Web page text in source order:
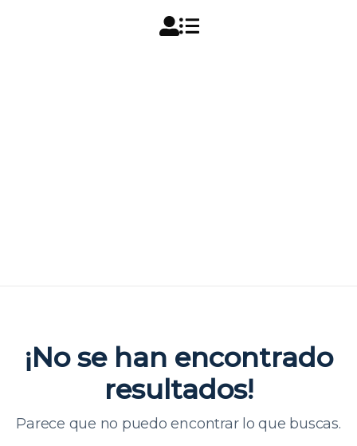
¡No se han encontrado
resultados!
Parece que no puedo encontrar lo que buscas.